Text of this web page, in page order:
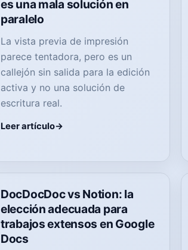
es una mala solución en
paralelo
La vista previa de impresión
parece tentadora, pero es un
callejón sin salida para la edición
activa y no una solución de
escritura real.
Leer artículo
DocDocDoc vs Notion: la
elección adecuada para
trabajos extensos en Google
Docs